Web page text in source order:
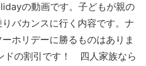
の動画です。子どもが親の
バカンスに行く内容です。ナ
ホリデーに勝るものはありま
の割引です！ 四人家族なら